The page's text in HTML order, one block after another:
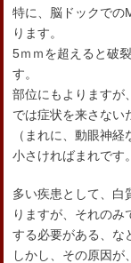
特に、脳ドックでの
ります。
5ｍｍを超えると破
す。
部位にもよりますが
では症状を来さない
（まれに、動眼神
小さければまれです
多い疾患として、白
りますが、それの
する必要がある、な
しかし、その原因